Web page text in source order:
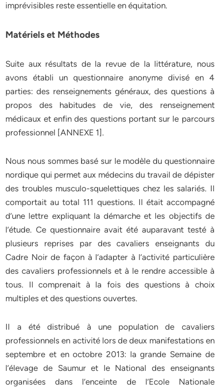
imprévisibles reste essentielle en équitation.
Matériels et Méthodes
Suite aux résultats de la revue de la littérature, nous
avons établi un questionnaire anonyme divisé en 4
parties: des renseignements généraux, des questions à
propos des habitudes de vie, des renseignement
médicaux et enfin des questions portant sur le parcours
professionnel [ANNEXE 1].
Nous nous sommes basé sur le modèle du questionnaire
nordique qui permet aux médecins du travail de dépister
des troubles musculo-squelettiques chez les salariés. Il
comportait au total 111 questions. Il était accompagné
d’une lettre expliquant la démarche et les objectifs de
l’étude. Ce questionnaire avait été auparavant testé à
plusieurs reprises par des cavaliers enseignants du
Cadre Noir de façon à l’adapter à l’activité particulière
des cavaliers professionnels et à le rendre accessible à
tous. Il comprenait à la fois des questions à choix
multiples et des questions ouvertes.
Il a été distribué à une population de cavaliers
professionnels en activité lors de deux manifestations en
septembre et en octobre 2013: la grande Semaine de
l’élevage de Saumur et le National des enseignants
organisées dans l’enceinte de l’Ecole Nationale